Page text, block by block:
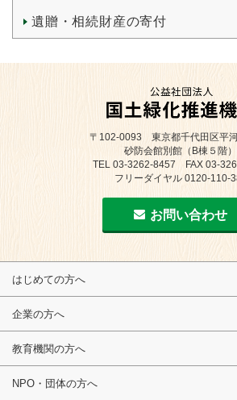
遺贈・相続財産の寄付
〒102-0093 東京都千代田区平
砂防会館別館（B棟５階）
TEL 03-3262-8457 FAX 03-
フリーダイヤル 0120-110-
お問い合わせ
はじめての方へ
企業の方へ
教育機関の方へ
NPO・団体の方へ